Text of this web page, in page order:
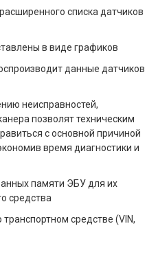
списка датчиков
в виде графиков
данные датчиков
неисправностей,
позволят техническим
с основной причиной
время диагностики и
памяти ЭБУ для их
средства
средстве (VIN,